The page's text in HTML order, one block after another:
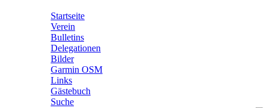
Startseite
Verein
Bulletins
Delegationen
Bilder
Garmin OSM
Links
Gästebuch
Suche